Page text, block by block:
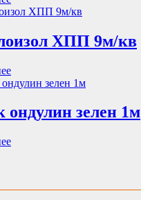
ХПП 9м/кв
ондулин зелен 1м